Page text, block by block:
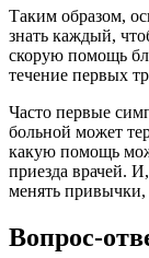
Таким образом,
знать каждый,
скорую помощь
течение первых
Часто первые
больной может
какую помощь
приезда врачей.
менять
Вопрос-